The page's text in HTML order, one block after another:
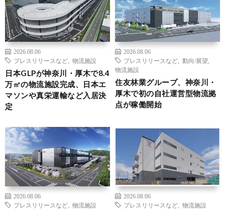
2026.08.06
プレスリリースなど
物流施設
日本GLPが神奈川・厚木で8.4
万㎡の物流施設完成、日本エ
マソンや真栄運輸など入居決
定
2026.08.06
プレスリリースなど
動向/展望
物流施設
住友林業グループ、神奈川・
厚木で初の自社運営型物流拠
点が稼働開始
2026.08.06
プレスリリースなど
物流施設
2026.08.06
プレスリリースなど
物流施設